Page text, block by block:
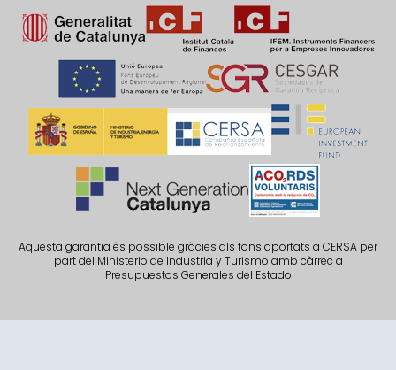
Aquesta garantia és possible gràcies als fons aportats a CERSA per
part del Ministerio de Industria y Turismo amb càrrec a
Presupuestos Generales del Estado